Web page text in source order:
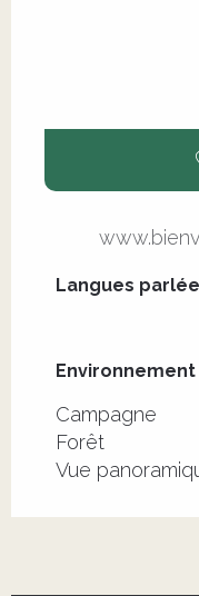
Langues
Langues
Environnement
Environnement
Campagne
Forêt
Vue